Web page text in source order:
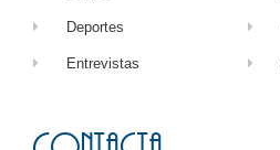
Deportes
Entrevistas